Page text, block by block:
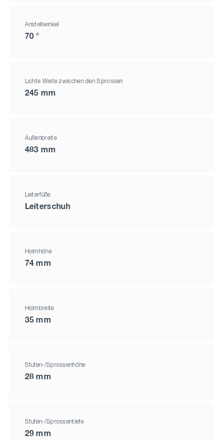
Anstellwinkel
70 °
Lichte Weite zwischen den Sprossen
245 mm
Außenbreite
483 mm
Leiterfüße
Leiterschuh
Holmhöhe
74 mm
Holmbreite
35 mm
Stufen-/Sprossenhöhe
28 mm
Stufen-/Sprossentiefe
29 mm